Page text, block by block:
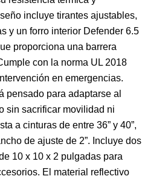
incluye tirantes ajustables,
y un forro interior Defender 6.5
proporciona una barrera
con la norma UL 2018
en emergencias.
pensado para adaptarse al
sin sacrificar movilidad ni
a cinturas de entre 36” y 40”,
de ajuste de 2”. Incluye dos
10 x 10 x 2 pulgadas para
El material reflectivo